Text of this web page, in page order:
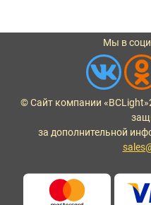
Мы в
© Сайт компании «BCLight»
за дополнительной